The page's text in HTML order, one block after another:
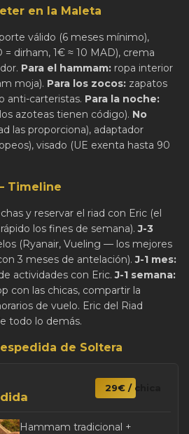
en la Maleta
válido (6 meses mínimo),
dirham, 1€ ≈ 10 MAD), crema
Para el hammam: ropa interior
moja). Para los zocos: zapatos
anti-carteristas. Para la noche:
azoteas tienen código). No
las proporciona), adaptador
visado (UE exenta hasta 90
Timeline
y reservar el riad con Eric (el
los fines de semana).J-3
(Ryanair, Vueling — los mejores
3 meses de antelación).J-1 mes:
actividades con Eric.J-1 semana:
con las chicas, compartir la
de vuelo. Eric del Riad
todo lo demás.
de Soltera
29€ / chica
Hammam tradicional +